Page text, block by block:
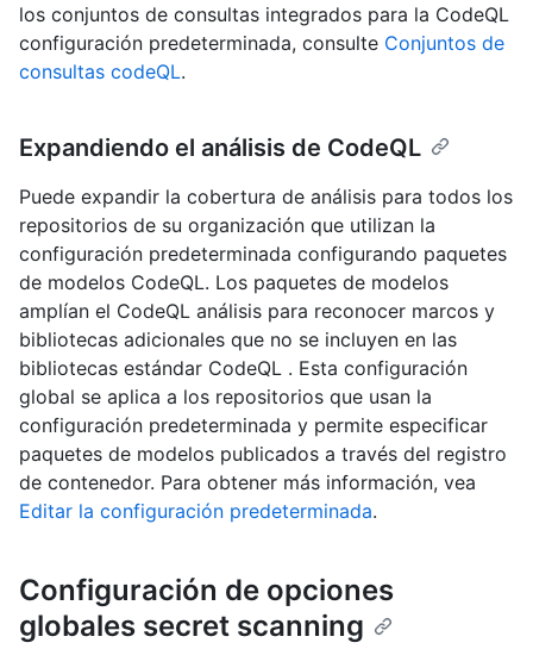
los conjuntos de consultas integrados para la CodeQL
configuración predeterminada, consulte Conjuntos de
consultas codeQL.
Expandiendo el análisis de CodeQL
Puede expandir la cobertura de análisis para todos los
repositorios de su organización que utilizan la
configuración predeterminada configurando paquetes
de modelos CodeQL. Los paquetes de modelos
amplían el CodeQL análisis para reconocer marcos y
bibliotecas adicionales que no se incluyen en las
bibliotecas estándar CodeQL . Esta configuración
global se aplica a los repositorios que usan la
configuración predeterminada y permite especificar
paquetes de modelos publicados a través del registro
de contenedor. Para obtener más información, vea
Editar la configuración predeterminada.
Configuración de opciones
globales secret scanning